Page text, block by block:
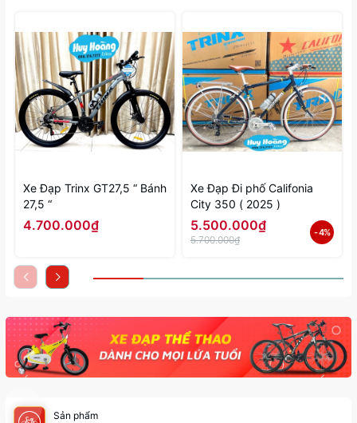
Xe Đạp Trinx GT27,5 “ Bánh
27,5 “
4.700.000₫
Xe Đạp Đi phố Califonia
City 350 ( 2025 )
5.500.000₫
5.700.000₫
- 4%
Sản phẩm